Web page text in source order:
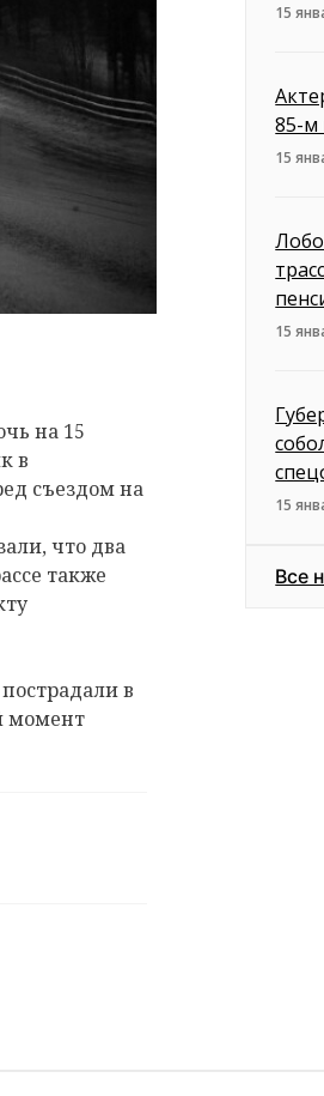
на 15
в
съездом на
что два
также
в
момент
15
85-м
15
15
15
Все